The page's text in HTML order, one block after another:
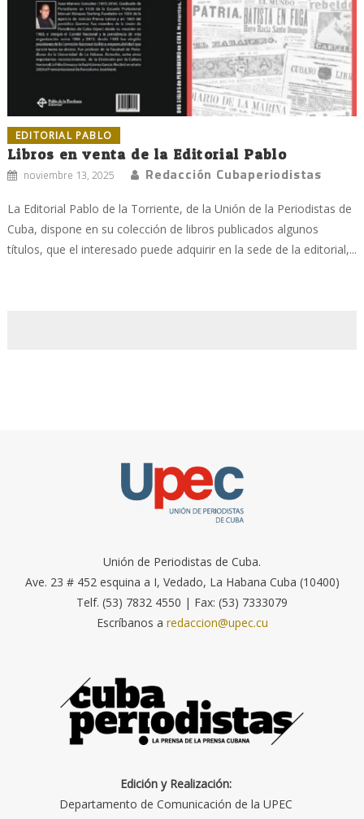
EDITORIAL PABLO
Libros en venta de la Editorial Pablo
noviembre 13, 2025 Redacción Cubaperiodistas
La Editorial Pablo de la Torriente, de la Unión de la Periodistas de
Cuba, dispone en su colección de libros publicados algunos
títulos, que el interesado puede adquirir en la sede de la editorial,...
Unión de Periodistas de Cuba.
Ave. 23 # 452 esquina a I, Vedado, La Habana Cuba (10400)
Telf. (53) 7832 4550 | Fax: (53) 7333079
Escríbanos a redaccion@upec.cu
Edición y Realización:
Departamento de Comunicación de la UPEC